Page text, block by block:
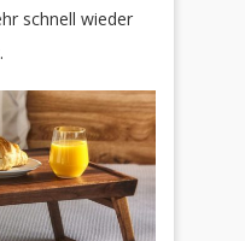
schnell wieder